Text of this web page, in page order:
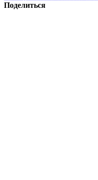
Поделиться